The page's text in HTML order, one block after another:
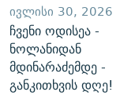
ᲘᲕᲚᲘᲡᲘ 30, 2026
ჩვენი ოდისეა -
ნოლანიდან
მდინარაძემდე -
განკითხვის დღე!